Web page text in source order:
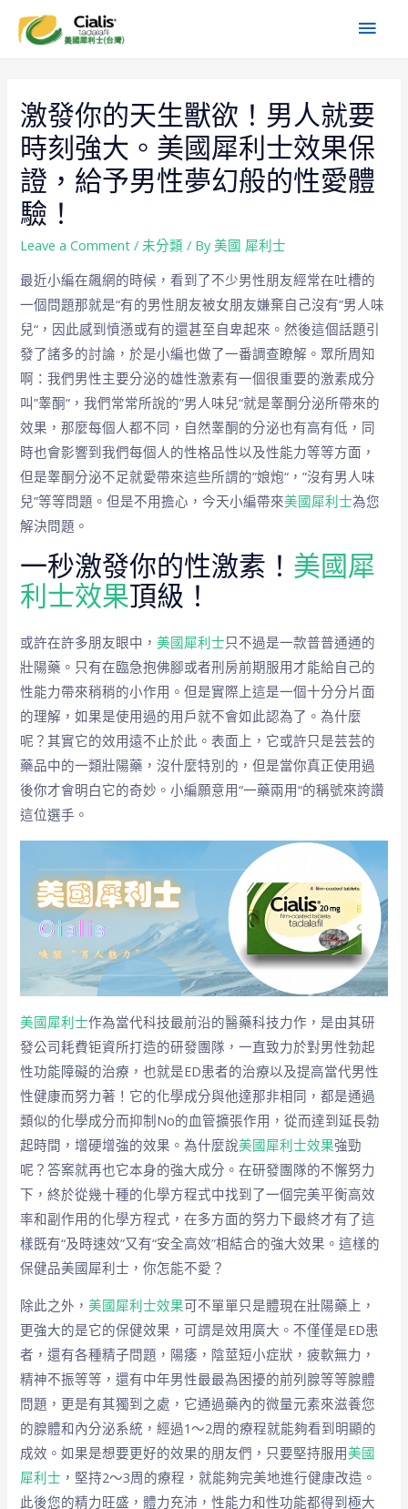
激發你的天生獸欲！男人就要
時刻強大。美國犀利士效果保
證，給予男性夢幻般的性愛體
驗！
Leave a Comment / 未分類 / By美國 犀利士
最近小編在飆網的時候，看到了不少男性朋友經常在吐槽的
一個問題那就是“有的男性朋友被女朋友嫌棄自己沒有”男人味
兒“，因此感到憤懣或有的還甚至自卑起來。然後這個話題引
發了諸多的討論，於是小編也做了一番調查瞭解。眾所周知
啊：我們男性主要分泌的雄性激素有一個很重要的激素成分
叫”睾酮“，我們常常所說的”男人味兒“就是睾酮分泌所帶來的
效果，那麼每個人都不同，自然睾酮的分泌也有高有低，同
時也會影響到我們每個人的性格品性以及性能力等等方面，
但是睾酮分泌不足就愛帶來這些所謂的”娘炮“，”沒有男人味
兒”等等問題。但是不用擔心，今天小編帶來美國犀利士為您
解決問題。
一秒激發你的性激素！ 美國犀
利士效果頂級！
或許在許多朋友眼中，美國犀利士只不過是一款普普通通的
壯陽藥。只有在臨急抱佛腳或者刑房前期服用才能給自己的
性能力帶來稍稍的小作用。但是實際上這是一個十分分片面
的理解，如果是使用過的用戶就不會如此認為了。為什麼
呢？其實它的效用遠不止於此。表面上，它或許只是芸芸的
藥品中的一類壯陽藥，沒什麼特別的，但是當你真正使用過
後你才會明白它的奇妙。小編願意用“一藥兩用“的稱號來誇讚
這位選手。
美國犀利士作為當代科技最前沿的醫藥科技力作，是由其研
發公司耗費钜資所打造的研發團隊，一直致力於對男性勃起
性功能障礙的治療，也就是ED患者的治療以及提高當代男性
性健康而努力著！它的化學成分與他達那非相同，都是通過
類似的化學成分而抑制No的血管擴張作用，從而達到延長勃
起時間，增硬增強的效果。為什麼說美國犀利士效果強勁
呢？答案就再也它本身的強大成分。在研發團隊的不懈努力
下，終於從幾十種的化學方程式中找到了一個完美平衡高效
率和副作用的化學方程式，在多方面的努力下最終才有了這
樣既有“及時速效”又有“安全高效”相結合的強大效果。這樣的
保健品美國犀利士，你怎能不愛？
除此之外，美國犀利士效果可不單單只是體現在壯陽藥上，
更強大的是它的保健效果，可謂是效用廣大。不僅僅是ED患
者，還有各種精子問題，陽痿，陰莖短小症狀，疲軟無力，
精神不振等等，還有中年男性最最為困擾的前列腺等等腺體
問題，更是有其獨到之處，它通過藥內的微量元素來滋養您
的腺體和內分泌系統，經過1～2周的療程就能夠看到明顯的
成效。如果是想要更好的效果的朋友們，只要堅持服用美國
犀利士 ，堅持2～3周的療程，就能夠完美地進行健康改造。
此後您的精力旺盛，體力充沛，性能力和性功能都得到極大